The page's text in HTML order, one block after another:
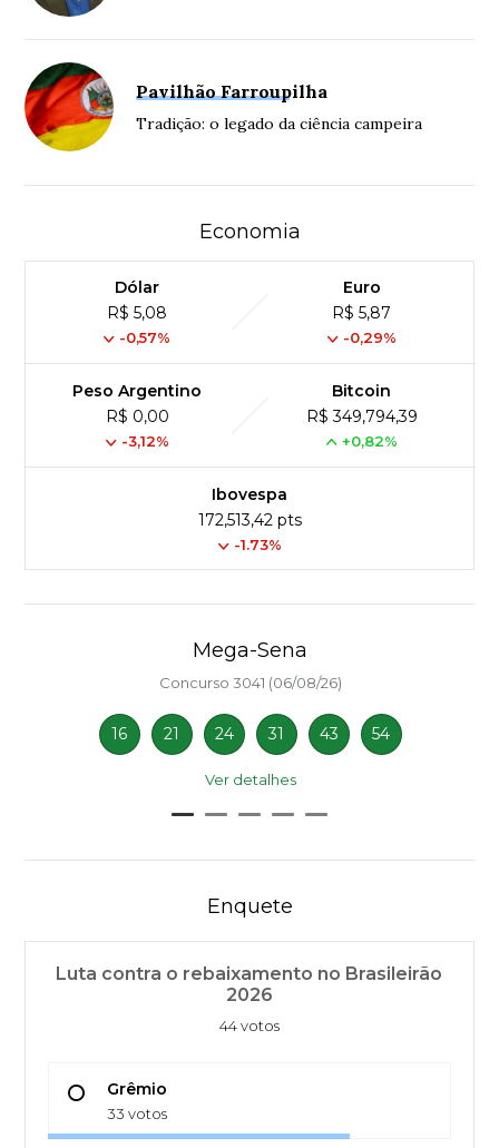
Pavilhão Farroupilha
Tradição: o legado da ciência campeira
Economia
Dólar
R$ 5,08
-0,57%
Euro
R$ 5,87
-0,29%
Peso Argentino
R$ 0,00
-3,12%
Bitcoin
R$ 349,794,39
+0,82%
Ibovespa
172,513,42 pts
-1.73%
Mega-Sena
Concurso 3041 (06/08/26)
16 21 24 31 43 54
Ver detalhes
Enquete
Luta contra o rebaixamento no Brasileirão
2026
44 votos
Grêmio
33 votos